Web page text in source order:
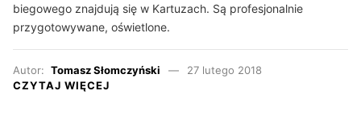
biegowego znajdują się w Kartuzach. Są profesjonalnie
przygotowywane, oświetlone.
Autor: Tomasz Słomczyński
27 lutego 2018
CZYTAJ WIĘCEJ